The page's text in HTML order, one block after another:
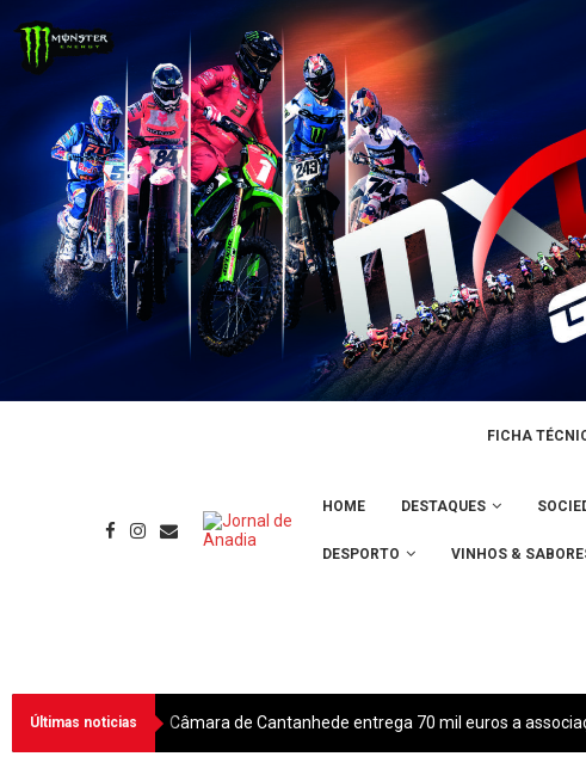
FICHA
HOME DESTAQUES
DESPORTO VINHOS &
Últimas noticias Câmara de Cantanhede entrega 70 mil euros a